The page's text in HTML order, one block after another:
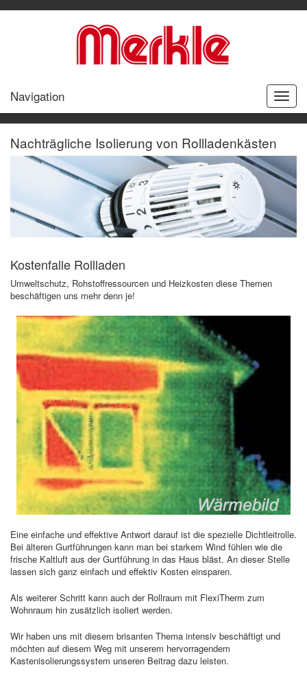
Toggle
Navigation nachträgliche Isolierung
Nachträgliche Isolierung von Rollladenkästen
Kostenfalle Rollladen
Umweltschutz, Rohstoffressourcen und Heizkosten diese Themen
beschäftigen uns mehr denn je!
Eine einfache und effektive Antwort darauf ist die spezielle Dichtleitrolle.
Bei älteren Gurtführungen kann man bei starkem Wind fühlen wie die
frische Kaltluft aus der Gurtführung in das Haus bläst. An dieser Stelle
lassen sich ganz einfach und effektiv Kosten einsparen.
Als weiterer Schritt kann auch der Rollraum mit FlexiTherm zum
Wohnraum hin zusätzlich isoliert werden.
Wir haben uns mit diesem brisanten Thema intensiv beschäftigt und
möchten auf diesem Weg mit unserem hervorragendem
Kastenisolierungssystem unseren Beitrag dazu leisten.